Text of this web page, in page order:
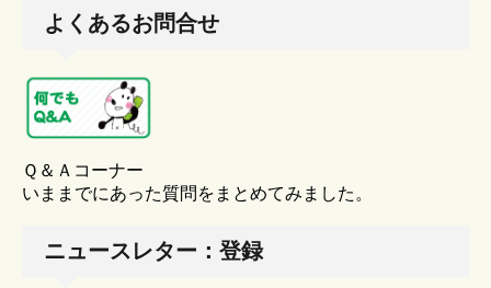
よくあるお問合せ
Ｑ＆Ａコーナー
いままでにあった質問をまとめてみました。
ニュースレター：登録